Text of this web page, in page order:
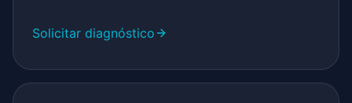
Solicitar diagnóstico